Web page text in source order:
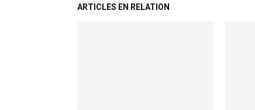
ARTICLES EN RELATION